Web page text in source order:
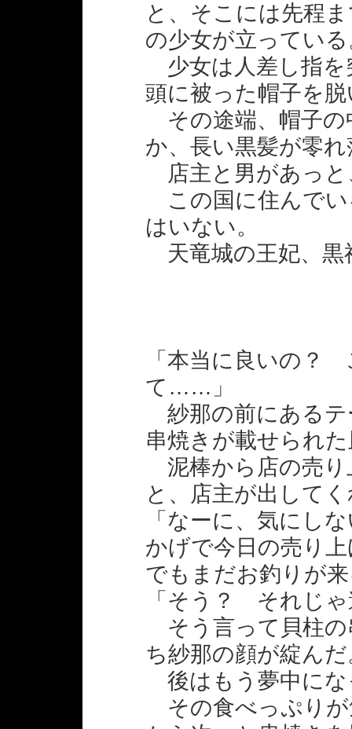
と、そこには先程
の少女が立ってい
少女は人差し指を
頭に被った帽子を
その途端、帽子の
か、長い黒髪が零
店主と男があっと
この国に住んでい
はいない。
天竜城の王妃、
「本当に良いの？
て……」
紗那の前にあるテ
串焼きが載せられ
泥棒から店の売り
と、店主が出して
「なーに、気にし
かげで今日の売り
でもまだお釣りが
「そう？ それじ
そう言って貝柱の
ち紗那の顔が綻んだ
後はもう夢中にな
その食べっぷりが